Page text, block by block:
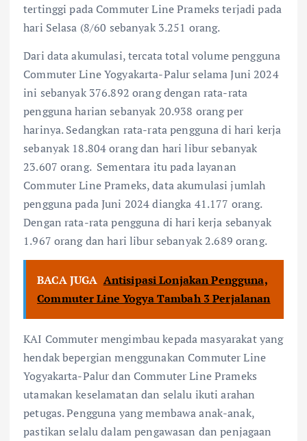
tertinggi pada Commuter Line Prameks terjadi pada
hari Selasa (8/60 sebanyak 3.251 orang.
Dari data akumulasi, tercata total volume pengguna
Commuter Line Yogyakarta-Palur selama Juni 2024
ini sebanyak 376.892 orang dengan rata-rata
pengguna harian sebanyak 20.938 orang per
harinya. Sedangkan rata-rata pengguna di hari kerja
sebanyak 18.804 orang dan hari libur sebanyak
23.607 orang. Sementara itu pada layanan
Commuter Line Prameks, data akumulasi jumlah
pengguna pada Juni 2024 diangka 41.177 orang.
Dengan rata-rata pengguna di hari kerja sebanyak
1.967 orang dan hari libur sebanyak 2.689 orang.
BACA JUGA Antisipasi Lonjakan Pengguna,
Commuter Line Yogya Tambah 3 Perjalanan
KAI Commuter mengimbau kepada masyarakat yang
hendak bepergian menggunakan Commuter Line
Yogyakarta-Palur dan Commuter Line Prameks
utamakan keselamatan dan selalu ikuti arahan
petugas. Pengguna yang membawa anak-anak,
pastikan selalu dalam pengawasan dan penjagaan